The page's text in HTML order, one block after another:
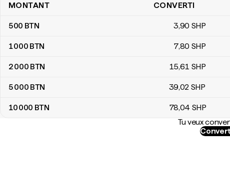
Table de conversion ngultrums bouthanais vers livres de Sainte-
MONTANT CONVERTI
500 BTN 3,90 SHP
1 000 BTN 7,80 SHP
2 000 BTN 15,61 SHP
5 000 BTN 39,02 SHP
10 000 BTN 78,04 SHP
Tu veux